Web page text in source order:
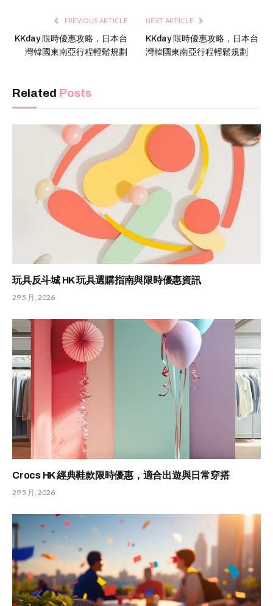
PREVIOUS ARTICLE
KKday 限時優惠攻略，日本台
灣韓國東南亞行程輕鬆規劃
NEXT ARTICLE
KKday 限時優惠攻略，日本台
灣韓國東南亞行程輕鬆規劃
Related Posts
玩具反斗城 HK 玩具選購指南與限時優惠資訊
29 5 月, 2026
Crocs HK 經典鞋款限時優惠，適合出遊與日常穿搭
29 5 月, 2026